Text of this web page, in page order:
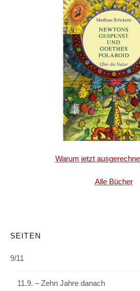
Warum jetzt
Alle Bücher
SEITEN
9/11
11.9. – Zehn Jahre danach